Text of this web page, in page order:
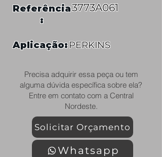
Referência
:
3773A061
Aplicação:PERKINS
Precisa adquirir essa peça ou tem
alguma dúvida específica sobre ela?
Entre em contato com a Central
Nordeste.
Solicitar Orçamento
Whatsapp